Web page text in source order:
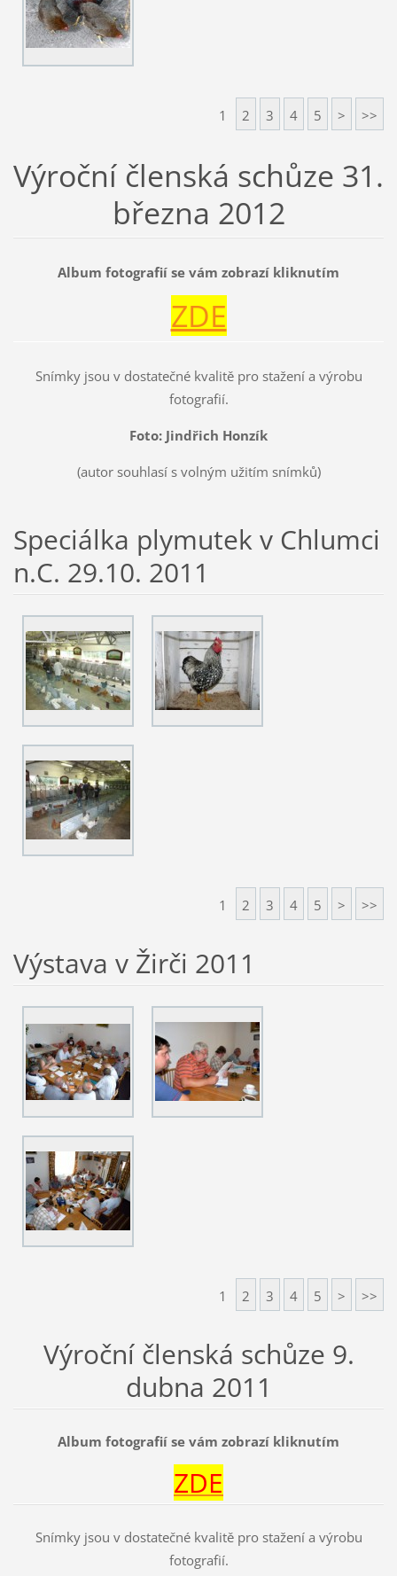
1 2 3 4 5 > >>
Výroční členská schůze 31.
března 2012
Album fotografií se vám zobrazí kliknutím
ZDE
Snímky jsou v dostatečné kvalitě pro stažení a výrobu
fotografií.
Foto: Jindřich Honzík
(autor souhlasí s volným užitím snímků)
Speciálka plymutek v Chlumci
n.C. 29.10. 2011
1 2 3 4 5 > >>
Výstava v Žirči 2011
1 2 3 4 5 > >>
Výroční členská schůze 9.
dubna 2011
Album fotografií se vám zobrazí kliknutím
ZDE
Snímky jsou v dostatečné kvalitě pro stažení a výrobu
fotografií.